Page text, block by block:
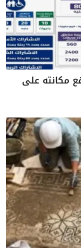
مكانته على